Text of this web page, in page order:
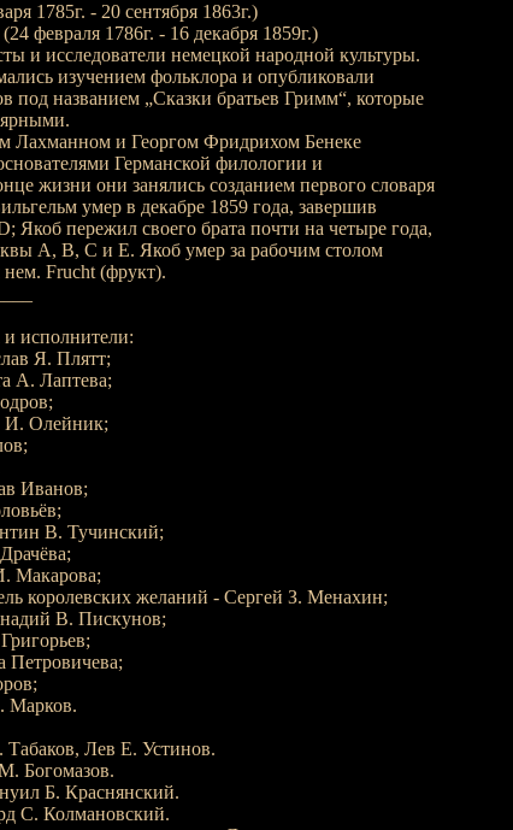
1785г. - 20 сентября 1863г.)
февраля 1786г. - 16 декабря 1859г.)
и исследователи немецкой народной культуры.
изучением фольклора и опубликовали
под названием „Сказки братьев Гримм“, которые
Лахманном и Георгом Фридрихом Бенеке
Германской филологии и
жизни они занялись созданием первого словаря
умер в декабре 1859 года, завершив
Якоб пережил своего брата почти на четыре года,
A, B, C и E. Якоб умер за рабочим столом
нем. Frucht (фрукт).
исполнители:
Я. Плятт;
А. Лаптева;
И. Олейник;
Иванов;
В. Тучинский;
Макарова;
королевских желаний - Сергей З. Менахин;
В. Пискунов;
Марков.
Лев Е. Устинов.
Богомазов.
Б. Краснянский.
С. Колмановский.